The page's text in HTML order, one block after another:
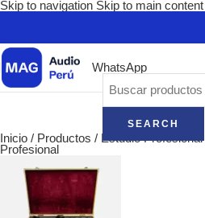
Skip to navigation Skip to main content
WhatsApp
SEARCH
Inicio / Productos / Estudio Profesional
Profesional